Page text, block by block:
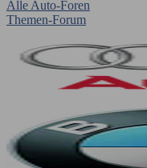
Alle Auto-Foren
Themen-Forum